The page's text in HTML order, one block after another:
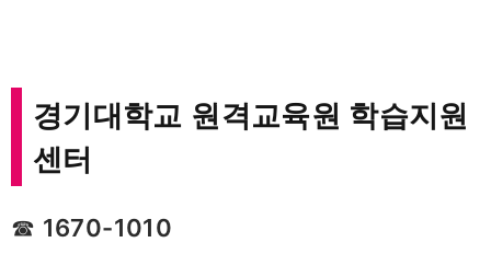
경기대학교 원격교육원 학습지원
센터
☎ 1670-1010